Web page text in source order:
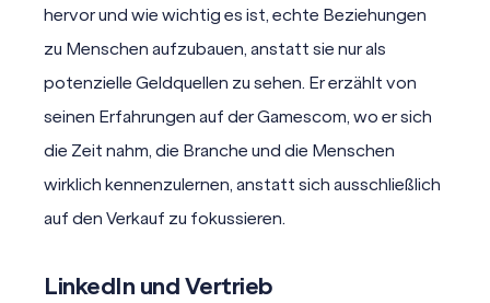
hervor und wie wichtig es ist, echte Beziehungen
zu Menschen aufzubauen, anstatt sie nur als
potenzielle Geldquellen zu sehen. Er erzählt von
seinen Erfahrungen auf der Gamescom, wo er sich
die Zeit nahm, die Branche und die Menschen
wirklich kennenzulernen, anstatt sich ausschließlich
auf den Verkauf zu fokussieren.
LinkedIn und Vertrieb